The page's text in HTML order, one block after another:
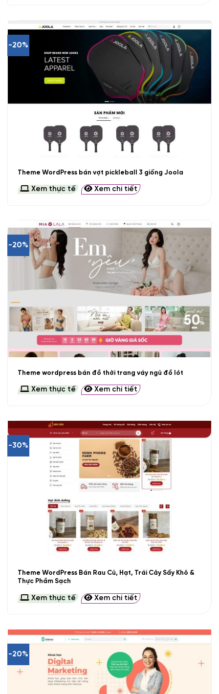
-20%
Theme WordPress bán vợt pickleball 3 giống Joola
Xem thực tế Xem chi tiết
-20%
Theme wordpress bán đồ thời trang váy ngủ đồ lót
Xem thực tế Xem chi tiết
-30%
Theme WordPress Bán Rau Củ, Hạt, Trái Cây Sấy Khô &
Thực Phẩm Sạch
Xem thực tế Xem chi tiết
-20%